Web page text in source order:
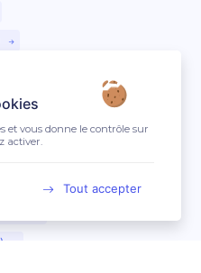
(63)
(77)
et vous donne le contrôle sur
activer.
Tout accepter